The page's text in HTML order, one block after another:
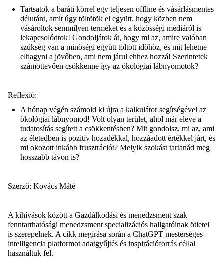
Tartsatok a baráti körrel egy teljesen offline és vásárlásmentes
délutánt, amit úgy töltötök el együtt, hogy közben nem
vásároltok semmilyen terméket és a közösségi médiáról is
lekapcsolódtok! Gondoljátok át, hogy mi az, amire valóban
szükség van a minőségi együtt töltött időhöz, és mit lehetne
elhagyni a jövőben, ami nem járul ehhez hozzá! Szerintetek
számottevően csökkenne így az ökológiai lábnyomotok?
Reflexió:
A hónap végén számold ki újra a kalkulátor segítségével az
ökológiai lábnyomod! Volt olyan terület, ahol már eleve a
tudatosítás segített a csökkentésben? Mit gondolsz, mi az, ami
az életedben is pozitív hozadékkal, hozzáadott értékkel járt, és
mi okozott inkább frusztrációt? Melyik szokást tartanád meg
hosszabb távon is?
Szerző: Kovács Máté
A kihívások között a Gazdálkodási és menedzsment szak
fenntarthatósági menedzsment specializációs hallgatóinak ötletei
is szerepelnek. A cikk megírása során a ChatGPT mesterséges-
intelligencia platformot adatgyűjtés és inspirációforrás céllal
használtuk fel.